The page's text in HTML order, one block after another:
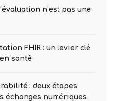
n’est pas une
FHIR : un levier clé
santé
: deux étapes
échanges numériques